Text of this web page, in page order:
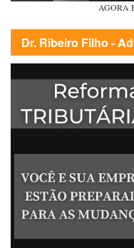
AGORA
Dr. Ribeiro Filho -